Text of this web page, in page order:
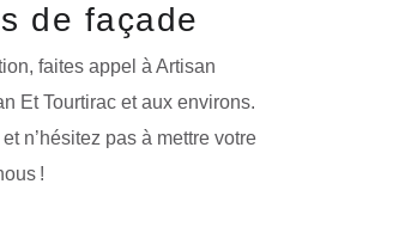
de façade
faites appel à Artisan
Et Tourtirac et aux environs.
n’hésitez pas à mettre votre
!